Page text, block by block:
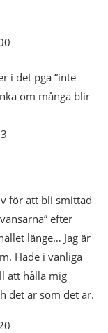
i det pga “inte
om många blir
för att bli smittad
efter
länge… Jag är
Hade i vanliga
att hålla mig
det är som det är.